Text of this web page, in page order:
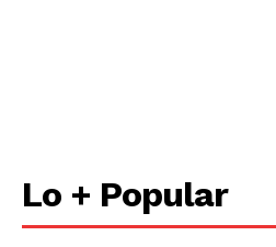
Lo + Popular